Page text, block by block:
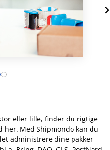
eller lille, finder du rigtige
her. Med Shipmondo kan du
administrere dine pakker